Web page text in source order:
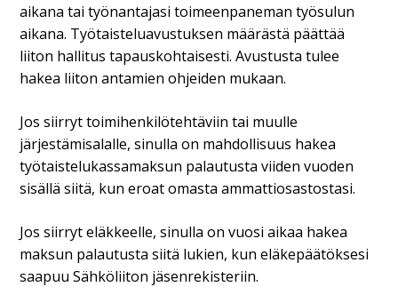
aikana tai työnantajasi toimeenpaneman työsulun
aikana. Työtaisteluavustuksen määrästä päättää
liiton hallitus tapauskohtaisesti. Avustusta tulee
hakea liiton antamien ohjeiden mukaan.
Jos siirryt toimihenkilötehtäviin tai muulle
järjestämisalalle, sinulla on mahdollisuus hakea
työtaistelukassamaksun palautusta viiden vuoden
sisällä siitä, kun eroat omasta ammattiosastostasi.
Jos siirryt eläkkeelle, sinulla on vuosi aikaa hakea
maksun palautusta siitä lukien, kun eläkepäätöksesi
saapuu Sähköliiton jäsenrekisteriin.